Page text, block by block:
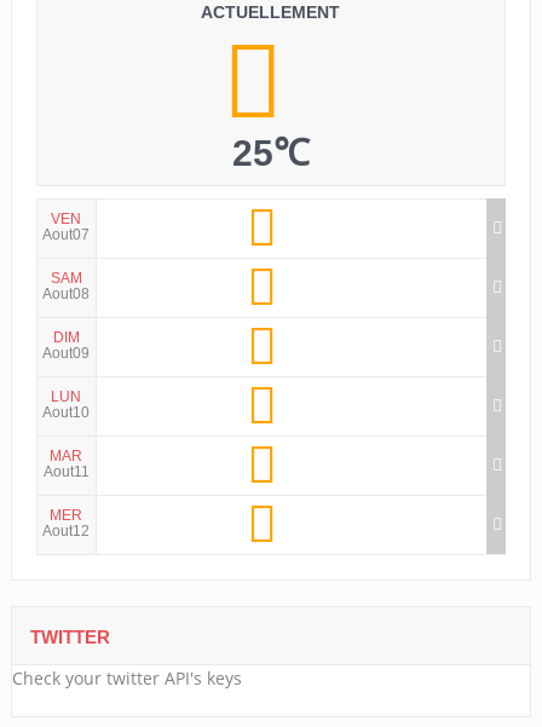
ACTUELLEMENT
25℃
VEN
Aout07
SAM
Aout08
DIM
Aout09
LUN
Aout10
MAR
Aout11
MER
Aout12
TWITTER
Check your twitter API's keys